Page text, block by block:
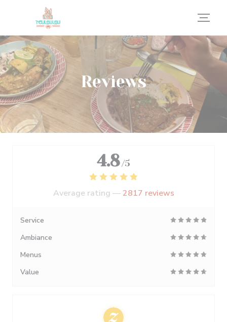
Personalizing your cookie choices
Reviews
4.8 /5
Average rating —2817 reviews
Service
Ambiance
Menus
Value